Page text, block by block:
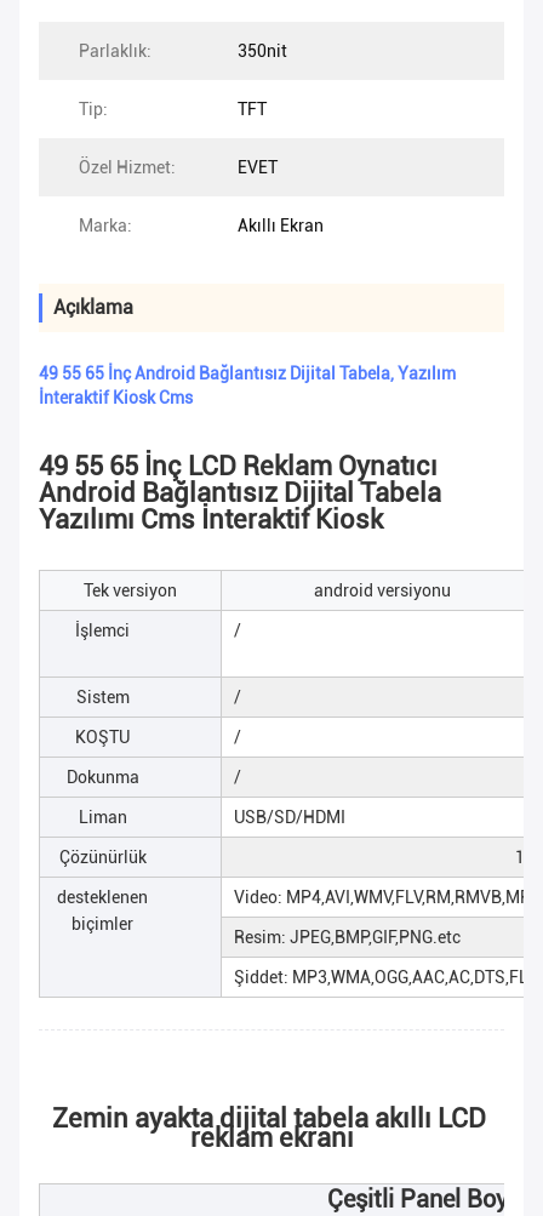
Parlaklık: 350nit
Tip: TFT
Özel Hizmet: EVET
Marka: Akıllı Ekran
Açıklama
49 55 65 İnç Android Bağlantısız Dijital Tabela, Yazılım
İnteraktif Kiosk Cms
49 55 65 İnç LCD Reklam Oynatıcı
Android Bağlantısız Dijital Tabela
Yazılımı Cms İnteraktif Kiosk
Tek versiyon android versiyonu
İşlemci /
Sistem /
KOŞTU /
Dokunma /
Liman USB/SD/HDMI
Çözünürlük
desteklenen
biçimler
Video:
Resim: JPEG,BMP,GIF,PNG.etc
Şiddet:
Zemin ayakta dijital tabela akıllı LCD
reklam ekranı
Çeşitli Panel Boyut